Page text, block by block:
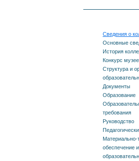
стандарты и
Руководство
Материально-
обеспечение и
Сведения о
Основные
История
Конкурс
Структура и
Документы
Образование
требования
Руководство
Материально-
обеспечение